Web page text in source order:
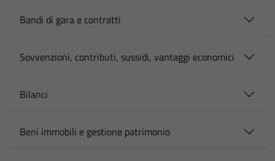
Bandi di gara e contratti
Sovvenzioni, contributi, sussidi, vantaggi economici
Bilanci
Beni immobili e gestione patrimonio